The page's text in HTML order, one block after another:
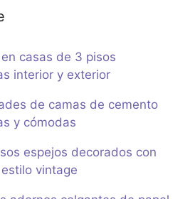
casas de 3 pisos
interior y exterior
de camas de cemento
y cómodas
espejos decorados con
vintage